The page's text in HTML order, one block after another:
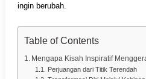
ingin berubah.
Table of Contents
Mengapa Kisah Inspiratif
Perjuangan dari Titik Terendah